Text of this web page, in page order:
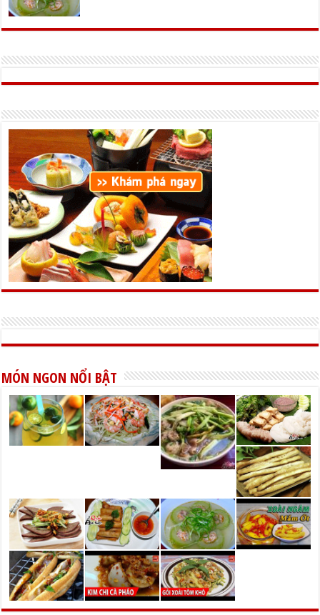
MÓN NGON NỔI BẬT